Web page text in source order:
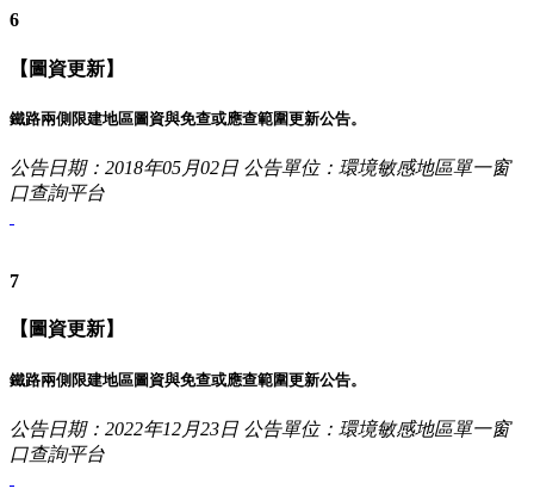
6
【圖資更新】
鐵路兩側限建地區圖資與免查或應查範圍更新公告。
公告日期：2018年05月02日 公告單位：環境敏感地區單一窗
口查詢平台
7
【圖資更新】
鐵路兩側限建地區圖資與免查或應查範圍更新公告。
公告日期：2022年12月23日 公告單位：環境敏感地區單一窗
口查詢平台